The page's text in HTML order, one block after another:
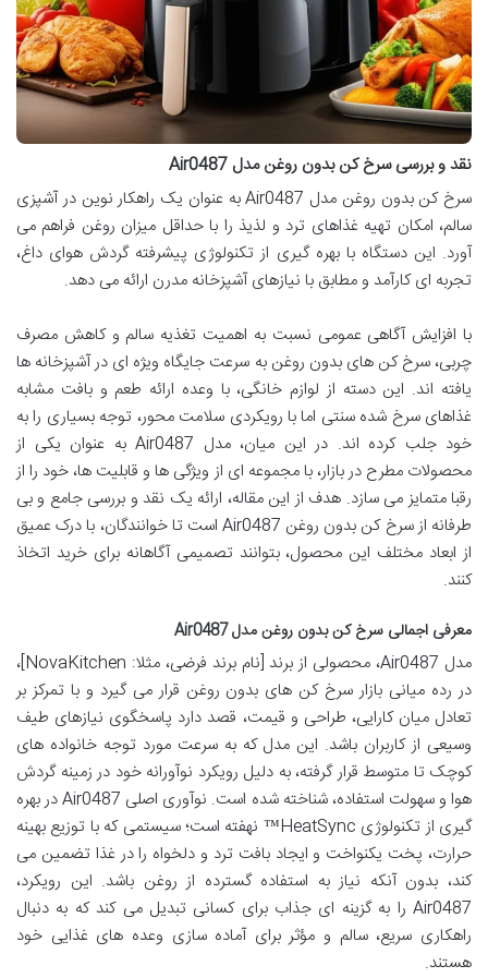
نقد و بررسی سرخ کن بدون روغن مدل Air0487
سرخ کن بدون روغن مدل Air0487 به عنوان یک راهکار نوین در آشپزی
سالم، امکان تهیه غذاهای ترد و لذیذ را با حداقل میزان روغن فراهم می
آورد. این دستگاه با بهره گیری از تکنولوژی پیشرفته گردش هوای داغ،
تجربه ای کارآمد و مطابق با نیازهای آشپزخانه مدرن ارائه می دهد.
با افزایش آگاهی عمومی نسبت به اهمیت تغذیه سالم و کاهش مصرف
چربی، سرخ کن های بدون روغن به سرعت جایگاه ویژه ای در آشپزخانه ها
یافته اند. این دسته از لوازم خانگی، با وعده ارائه طعم و بافت مشابه
غذاهای سرخ شده سنتی اما با رویکردی سلامت محور، توجه بسیاری را به
خود جلب کرده اند. در این میان، مدل Air0487 به عنوان یکی از
محصولات مطرح در بازار، با مجموعه ای از ویژگی ها و قابلیت ها، خود را از
رقبا متمایز می سازد. هدف از این مقاله، ارائه یک نقد و بررسی جامع و بی
طرفانه از سرخ کن بدون روغن Air0487 است تا خوانندگان، با درک عمیق
از ابعاد مختلف این محصول، بتوانند تصمیمی آگاهانه برای خرید اتخاذ
کنند.
معرفی اجمالی سرخ کن بدون روغن مدل Air0487
مدل Air0487، محصولی از برند [نام برند فرضی، مثلا: NovaKitchen]،
در رده میانی بازار سرخ کن های بدون روغن قرار می گیرد و با تمرکز بر
تعادل میان کارایی، طراحی و قیمت، قصد دارد پاسخگوی نیازهای طیف
وسیعی از کاربران باشد. این مدل که به سرعت مورد توجه خانواده های
کوچک تا متوسط قرار گرفته، به دلیل رویکرد نوآورانه خود در زمینه گردش
هوا و سهولت استفاده، شناخته شده است. نوآوری اصلی Air0487 در بهره
گیری از تکنولوژی HeatSync™ نهفته است؛ سیستمی که با توزیع بهینه
حرارت، پخت یکنواخت و ایجاد بافت ترد و دلخواه را در غذا تضمین می
کند، بدون آنکه نیاز به استفاده گسترده از روغن باشد. این رویکرد،
Air0487 را به گزینه ای جذاب برای کسانی تبدیل می کند که به دنبال
راهکاری سریع، سالم و مؤثر برای آماده سازی وعده های غذایی خود
هستند.